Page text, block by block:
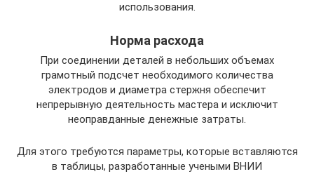
использования.
Норма расхода
При соединении деталей в небольших объемах
грамотный подсчет необходимого количества
электродов и диаметра стержня обеспечит
непрерывную деятельность мастера и исключит
неоправданные денежные затраты.
Для этого требуются параметры, которые вставляются
в таблицы, разработанные учеными ВНИИ